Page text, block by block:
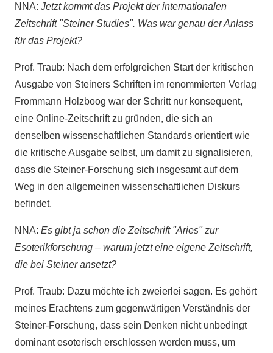
NNA: Jetzt kommt das Projekt der internationalen
Zeitschrift "Steiner Studies". Was war genau der Anlass
für das Projekt?
Prof. Traub: Nach dem erfolgreichen Start der kritischen
Ausgabe von Steiners Schriften im renommierten Verlag
Frommann Holzboog war der Schritt nur konsequent,
eine Online-Zeitschrift zu gründen, die sich an
denselben wissenschaftlichen Standards orientiert wie
die kritische Ausgabe selbst, um damit zu signalisieren,
dass die Steiner-Forschung sich insgesamt auf dem
Weg in den allgemeinen wissenschaftlichen Diskurs
befindet.
NNA: Es gibt ja schon die Zeitschrift "Aries" zur
Esoterikforschung – warum jetzt eine eigene Zeitschrift,
die bei Steiner ansetzt?
Prof. Traub: Dazu möchte ich zweierlei sagen. Es gehört
meines Erachtens zum gegenwärtigen Verständnis der
Steiner-Forschung, dass sein Denken nicht unbedingt
dominant esoterisch erschlossen werden muss, um